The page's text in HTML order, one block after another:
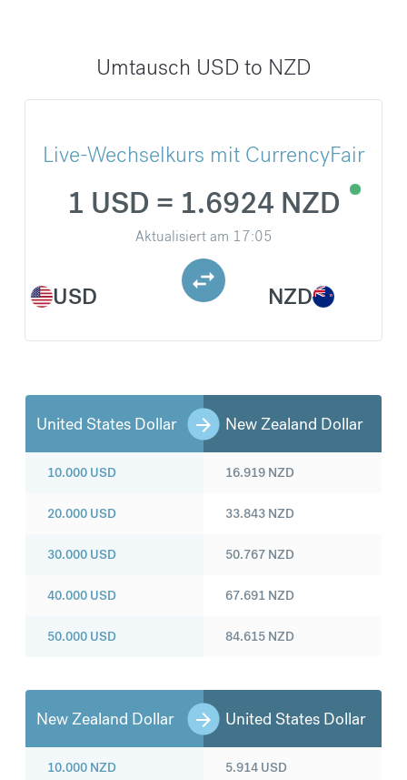
Umtausch USD to NZD
Live-Wechselkurs mit CurrencyFair
USD
1 USD = 1.6924 NZD
Aktualisiert am 17:05
NZD
United States Dollar New Zealand Dollar
10.000 USD
20.000 USD
30.000 USD
40.000 USD
50.000 USD
16.919 NZD
33.843 NZD
50.767 NZD
67.691 NZD
84.615 NZD
New Zealand Dollar United States Dollar
10.000 NZD 5.914 USD